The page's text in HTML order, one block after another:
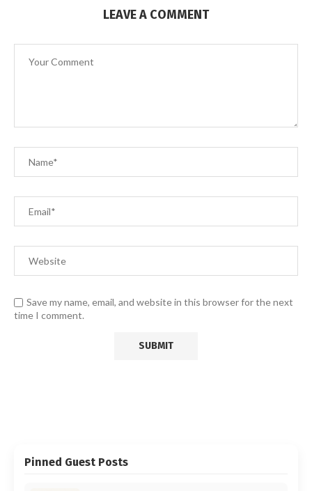
LEAVE A COMMENT
Save my name, email, and website in this browser for the next
time I comment.
Pinned Guest Posts